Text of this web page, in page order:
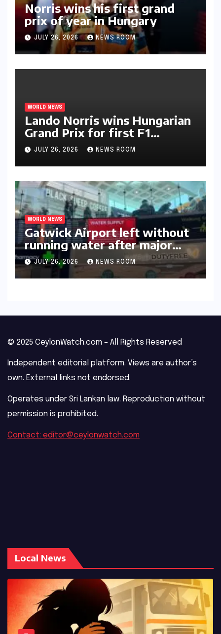
Norris wins his first grand
prix of year in Hungary​​
JULY 26, 2026 NEWS ROOM
WORLD NEWS
Lando Norris wins Hungarian
Grand Prix for first F1
triumph in 2026​​
JULY 26, 2026 NEWS ROOM
WORLD NEWS
Gatwick Airport left without
running water after major
outage​​
JULY 26, 2026 NEWS ROOM
© 2025 CeylonWatch.com – All Rights Reserved
Independent editorial platform. Views are author’s
own. External links not endorsed.
Operates under Sri Lankan law. Reproduction without
permission is prohibited.
Contact: editor@ceylonwatch.com
Local News